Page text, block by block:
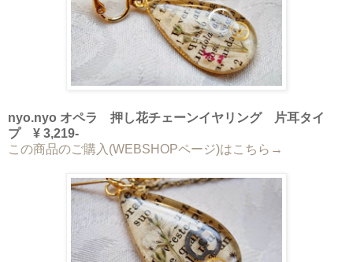
nyo.nyo オペラ 押し花チェーンイヤリング 片耳タイ
プ ¥ 3,219-
この商品のご購入(WEBSHOPページ)はこちら→